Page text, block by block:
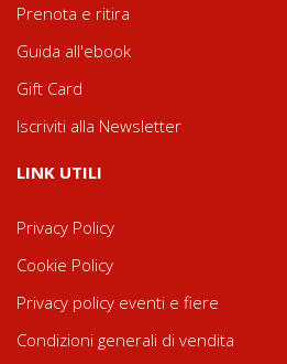
Prenota e ritira
Guida all'ebook
Gift Card
Iscriviti alla Newsletter
LINK UTILI
Privacy Policy
Cookie Policy
Privacy policy eventi e fiere
Condizioni generali di vendita